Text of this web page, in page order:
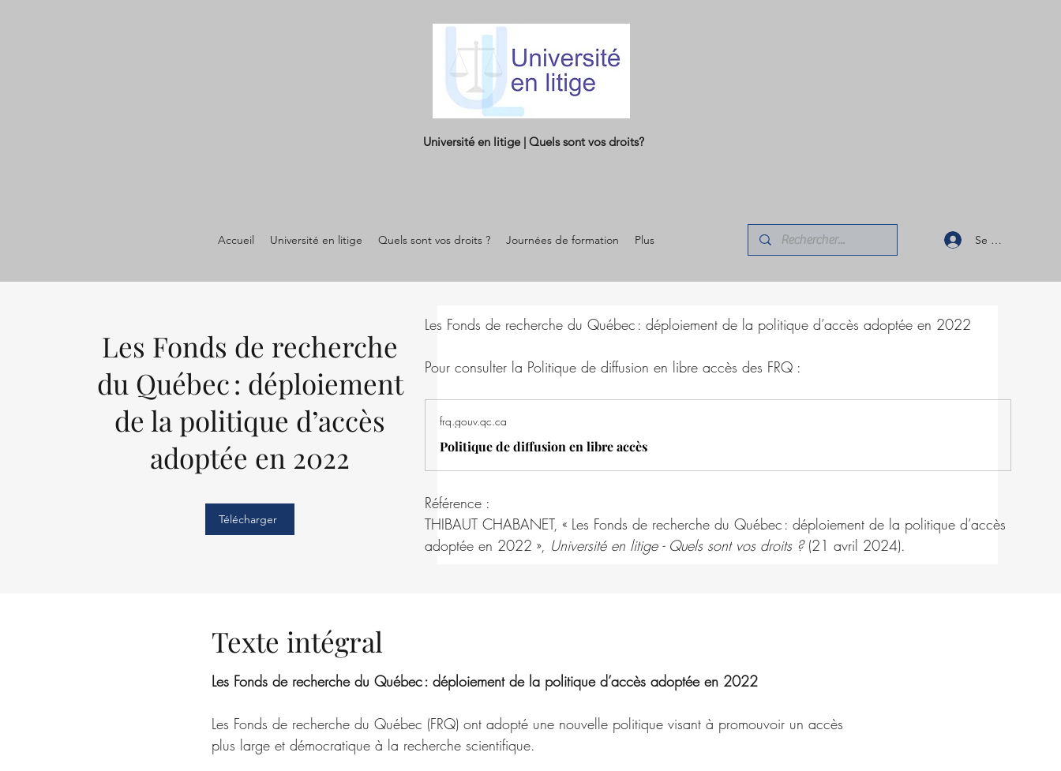
Université en litige | Quels sont vos droits?
Accueil Université en litige Quels sont vos droits ? Journées de formation Plus Se connecter
Les Fonds de recherche
du Québec : déploiement
de la politique d’accès
adoptée en 2022
Télécharger
Les Fonds de recherche du Québec : déploiement de la politique d’accès adoptée en 2022
Pour consulter la Politique de diffusion en libre accès des FRQ :
frq.gouv.qc.ca
Politique de diffusion en libre accès
Référence :
THIBAUT CHABANET, « Les Fonds de recherche du Québec : déploiement de la politique d’accès
adoptée en 2022 », Université en litige - Quels sont vos droits ? (21 avril 2024).
Texte intégral
Les Fonds de recherche du Québec : déploiement de la politique d’accès adoptée en 2022
Les Fonds de recherche du Québec (FRQ) ont adopté une nouvelle politique visant à promouvoir un accès
plus large et démocratique à la recherche scientifique.